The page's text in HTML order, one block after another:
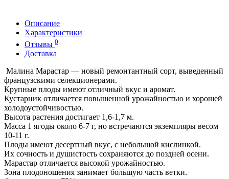
Описание
Характеристики
Отзывы 0
Доставка
Малина Марастар — новый ремонтантный сорт, выведенный
французскими селекционерами.
Крупные плоды имеют отличный вкус и аромат.
Кустарник отличается повышенной урожайностью и хорошей
холодоустойчивостью.
Высота растения достигает 1,6-1,7 м.
Масса 1 ягоды около 6-7 г, но встречаются экземпляры весом
10-11 г.
Плоды имеют десертный вкус, с небольшой кислинкой.
Их сочность и душистость сохраняются до поздней осени.
Марастар отличается высокой урожайностью.
Зона плодоношения занимает большую часть ветки.